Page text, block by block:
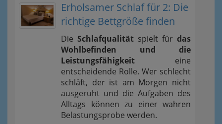
Erholsamer Schlaf für 2: Die
richtige Bettgröße finden
Die Schlafqualität spielt für das
Wohlbefinden und die
Leistungsfähigkeit eine
entscheidende Rolle. Wer schlecht
schläft, der ist am Morgen nicht
ausgeruht und die Aufgaben des
Alltags können zu einer wahren
Belastungsprobe werden.